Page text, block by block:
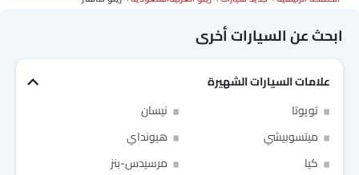
ابحث عن السيارات أخرى
علامات السيارات الشهيرة
تويوتا
نيسان
ميتسوبيشي
هيونداي
كيا
مرسيدس-بنز
Link Your Google Account